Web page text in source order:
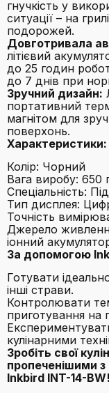
гнучкість у
ситуації – на
подорожей.
Довготривала
літієвий
до 25 годин
до 7 днів при
Зручний дизайн:
портативний
магнітом для
поверхонь.
Характеристики:
Колір: Чорний
Вага виробу: 650
Спеціальність:
Тип дисплея:
Точність
Джерело
іонний
За допомогою
Готувати
інші страви.
Контролювати
приготування на
кулінарними
Зробіть свої
пропеченішими
Inkbird INT-14-BW!